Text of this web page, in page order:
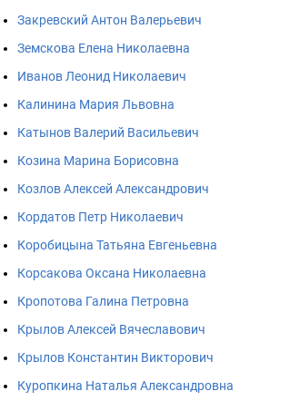
Закревский Антон Валерьевич
Земскова Елена Николаевна
Иванов Леонид Николаевич
Калинина Мария Львовна
Катынов Валерий Васильевич
Козина Марина Борисовна
Козлов Алексей Александрович
Кордатов Петр Николаевич
Коробицына Татьяна Евгеньевна
Корсакова Оксана Николаевна
Кропотова Галина Петровна
Крылов Алексей Вячеславович
Крылов Константин Викторович
Куропкина Наталья Александровна